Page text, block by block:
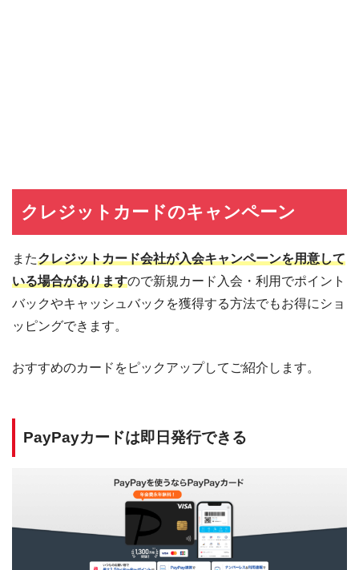
クレジットカードのキャンペーン
またクレジットカード会社が入会キャンペーンを用意して
いる場合がありますので新規カード入会・利用でポイント
バックやキャッシュバックを獲得する方法でもお得にショ
ッピングできます。
おすすめのカードをピックアップしてご紹介します。
PayPayカードは即日発行できる